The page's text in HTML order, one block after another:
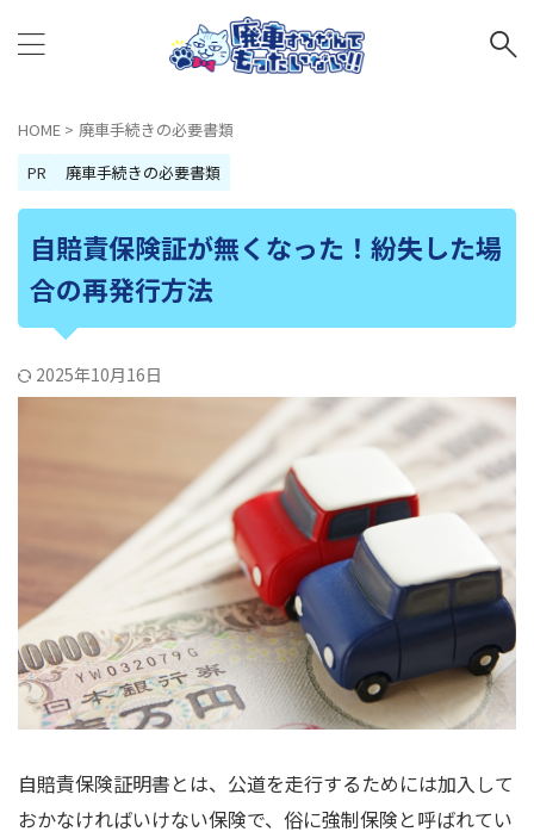
HOME > 廃車手続きの必要書類
PR
廃車手続きの必要書類
自賠責保険証が無くなった！紛失した場
合の再発行方法
2025年10月16日
自賠責保険証明書とは、公道を走行するためには加入して
おかなければいけない保険で、俗に強制保険と呼ばれてい